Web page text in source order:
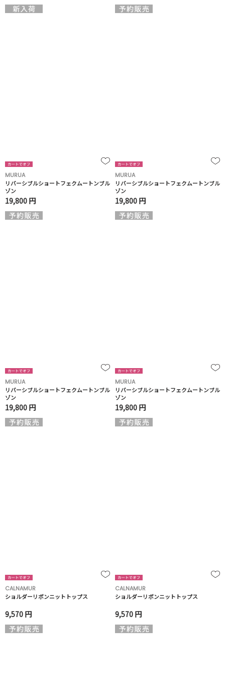
MURUA
リバーシブルショートフェクムートンブル
ゾン
19,800 円
MURUA
リバーシブルショートフェクムートンブル
ゾン
19,800 円
MURUA
リバーシブルショートフェクムートンブル
ゾン
19,800 円
MURUA
リバーシブルショートフェクムートンブル
ゾン
19,800 円
CALNAMUR
ショルダーリボンニットトップス
9,570 円
CALNAMUR
ショルダーリボンニットトップス
9,570 円